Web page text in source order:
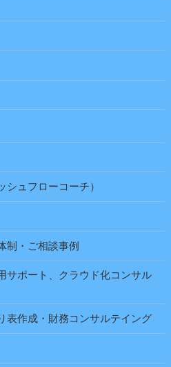
シュフローコーチ）
制・ご相談事例
サポート、クラウド化コンサル
表作成・財務コンサルテイング